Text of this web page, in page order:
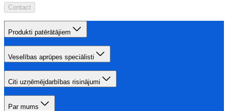
Contact
Produkti patērātājiem
Veselības aprūpes speciālisti
Citi uzņēmējdarbības risinājumi
Par mums